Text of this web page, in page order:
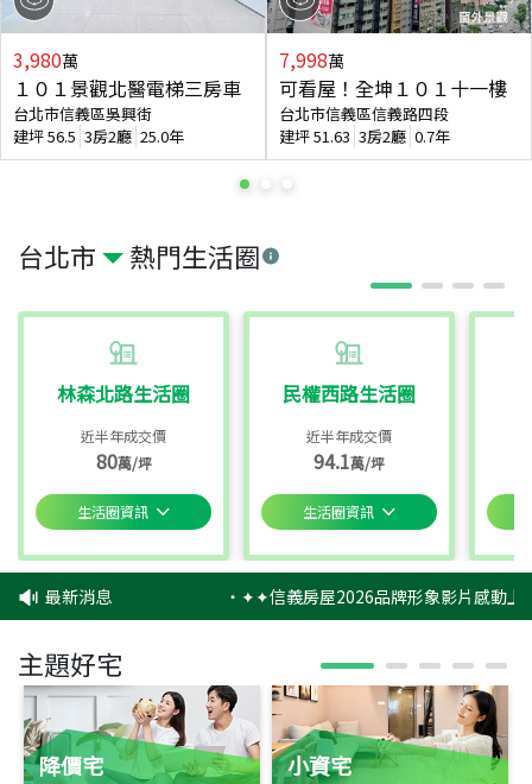
台北市 熱門生活圈
林森北路生活圈
近半年成交價
80萬/坪
生活圈資訊
民權西路生活圈
近半年成交價
94.1萬/坪
生活圈資訊
3,980萬
１０１景觀北醫電梯三房車
台北市信義區吳興街
建坪56.5 3房2廳 25.0年
7,998萬
可看屋！全坤１０１十一樓
台北市信義區信義路四段
建坪51.63 3房2廳 0.7年
最新消息 ‧✦✦信義房屋2026品牌形象影片感動上
主題好宅
降價宅 小資宅